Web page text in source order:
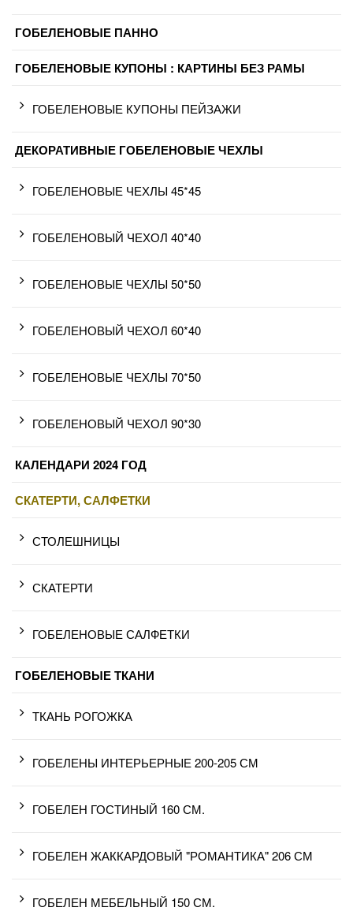
ГОБЕЛЕНОВЫЕ ПАННО
ГОБЕЛЕНОВЫЕ КУПОНЫ : КАРТИНЫ БЕЗ РАМЫ
ГОБЕЛЕНОВЫЕ КУПОНЫ ПЕЙЗАЖИ
ДЕКОРАТИВНЫЕ ГОБЕЛЕНОВЫЕ ЧЕХЛЫ
ГОБЕЛЕНОВЫЕ ЧЕХЛЫ 45*45
ГОБЕЛЕНОВЫЙ ЧЕХОЛ 40*40
ГОБЕЛЕНОВЫЕ ЧЕХЛЫ 50*50
ГОБЕЛЕНОВЫЙ ЧЕХОЛ 60*40
ГОБЕЛЕНОВЫЕ ЧЕХЛЫ 70*50
ГОБЕЛЕНОВЫЙ ЧЕХОЛ 90*30
КАЛЕНДАРИ 2024 ГОД
СКАТЕРТИ, САЛФЕТКИ
СТОЛЕШНИЦЫ
СКАТЕРТИ
ГОБЕЛЕНОВЫЕ САЛФЕТКИ
ГОБЕЛЕНОВЫЕ ТКАНИ
ТКАНЬ РОГОЖКА
ГОБЕЛЕНЫ ИНТЕРЬЕРНЫЕ 200-205 СМ
ГОБЕЛЕН ГОСТИНЫЙ 160 СМ.
ГОБЕЛЕН ЖАККАРДОВЫЙ "РОМАНТИКА" 206 СМ
ГОБЕЛЕН МЕБЕЛЬНЫЙ 150 СМ.